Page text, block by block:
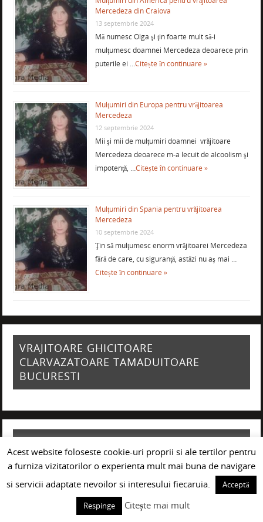
Mercedeza din Craiova
13 septembrie 2024
Mă numesc Olga şi ţin foarte mult să-i
mulţumesc doamnei Mercedeza deoarece prin
puterile ei …Citește în continuare »
Mulţumiri din Europa pentru vrăjitoarea
Mercedeza
12 septembrie 2024
Mii şi mii de mulţumiri doamnei vrăjitoare
Mercedeza deoarece m-a lecuit de alcoolism şi
impotenţă, …Citește în continuare »
Mulţumiri din Spania pentru vrăjitoarea
Mercedeza
10 septembrie 2024
Ţin să mulţumesc enorm vrăjitoarei Mercedeza
fără de care, cu siguranţă, astăzi nu aş mai …
Citește în continuare »
VRAJITOARE GHICITOARE
CLARVAZATOARE TAMADUITOARE
BUCURESTI
CLARVAZATOARE TAMADUITOARE
PLOIESTI
Acest website foloseste cookie-uri proprii si ale tertilor pentru
a furniza vizitatorilor o experienta mult mai buna de navigare
si servicii adaptate nevoilor si interesului fiecaruia.
Acceptă
Respinge
Citește mai mult